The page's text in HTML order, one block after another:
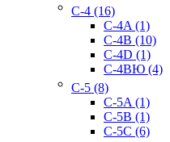
C-4 (16)
C-4A (1)
C-4B (10)
C-4D (1)
C-4BЮ (4)
C-5 (8)
C-5A (1)
C-5B (1)
C-5C (6)